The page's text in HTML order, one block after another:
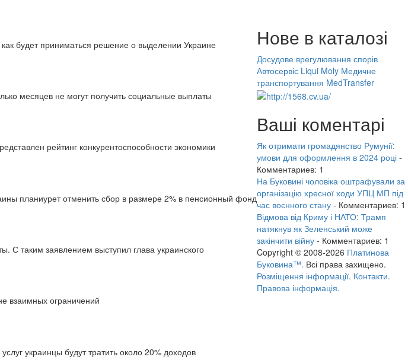
будет приниматься решение о выделении Украине
месяцев не могут получить социальные выплаты
рейтинг конкурентоспособности экономики
планиурет отменить сбор в размере 2% в пенсионный фонд
С таким заявлением выступил глава украинского
взаимных ограничений
украинцы будут тратить около 20% доходов
Нове в каталозі
Досудове врегулювання спорів
Автосервіс Liqui Moly Медичне
транспортування MedTransfer
Ваші коментарі
Як отримати громадянство Румунії:
умови для оформлення в 2024 році -
Комментариев: 1
На Буковині чоловіка оштрафували за
організацію хресної ходи УПЦ МП під
час воєнного стану - Комментариев: 1
Відмова від Криму і НАТО: Трамп
натякнув як Зеленський може
закінчити війну - Комментариев: 1
Copyright © 2008-2026 Платинова
Буковина™. Всі права захищено.
Розміщення інформації. Контакти.
Правова інформація.